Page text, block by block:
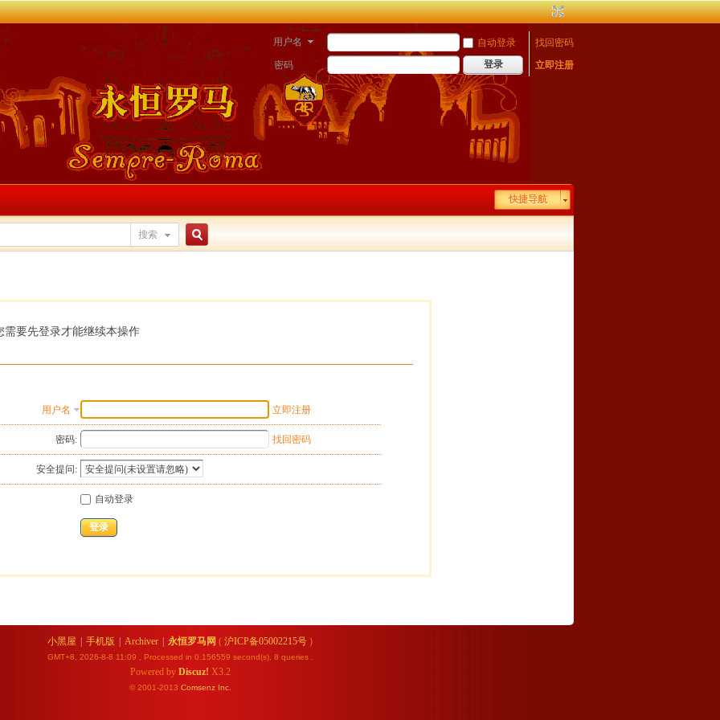
用户名 自动登录
找回密码
密码
登录 立即注册
快捷导航
搜索
需要先登录才能继续本操作
用户名 立即注册
密码: 找回密码
安全提问:
自动登录
登录
小黑屋 手机版 Archiver 永恒罗马网 ( 沪ICP备05002215号 )
GMT+8, 2026-8-8 11:09 , Processed in 0.156559 second(s), 8 queries .
Powered by Discuz! X3.2
© 2001-2013 Comsenz Inc.